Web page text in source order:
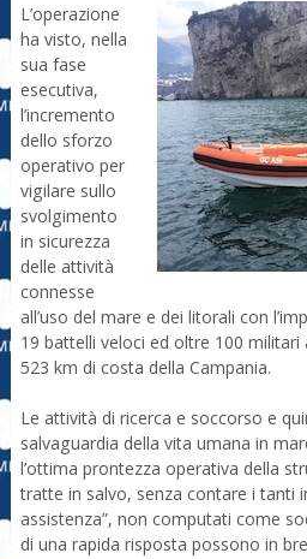
L’operazione
ha visto, nella
sua fase
esecutiva,
l’incremento
dello sforzo
operativo per
vigilare sullo
svolgimento
in sicurezza
delle attività
connesse
all’uso del mare e dei litorali con
19 battelli veloci ed oltre 100
523 km di costa della Campania.
Le attività di ricerca e soccorso e
salvaguardia della vita umana in
l’ottima prontezza operativa della
tratte in salvo, senza contare i tanti
assistenza”, non computati come
di una rapida risposta possono in